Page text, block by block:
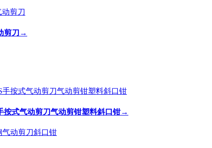
剪刀 →
按式气动剪刀气动剪钳塑料斜口钳→